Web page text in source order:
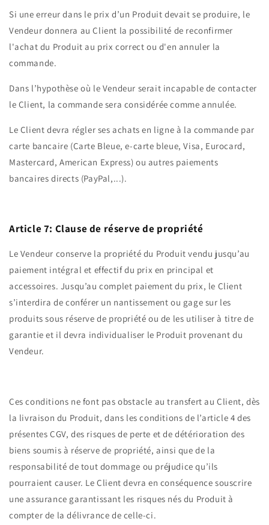
Si une erreur dans le prix d’un Produit devait se produire, le
Vendeur donnera au Client la possibilité de reconfirmer
l'achat du Produit au prix correct ou d'en annuler la
commande.
Dans l’hypothèse où le Vendeur serait incapable de contacter
le Client, la commande sera considérée comme annulée.
Le Client devra régler ses achats en ligne à la commande par
carte bancaire (Carte Bleue, e-carte bleue, Visa, Eurocard,
Mastercard, American Express) ou autres paiements
bancaires directs (PayPal,...).
Article 7: Clause de réserve de propriété
Le Vendeur conserve la propriété du Produit vendu jusqu’au
paiement intégral et effectif du prix en principal et
accessoires. Jusqu’au complet paiement du prix, le Client
s’interdira de conférer un nantissement ou gage sur les
produits sous réserve de propriété ou de les utiliser à titre de
garantie et il devra individualiser le Produit provenant du
Vendeur.
Ces conditions ne font pas obstacle au transfert au Client, dès
la livraison du Produit, dans les conditions de l’article 4 des
présentes CGV, des risques de perte et de détérioration des
biens soumis à réserve de propriété, ainsi que de la
responsabilité de tout dommage ou préjudice qu’ils
pourraient causer. Le Client devra en conséquence souscrire
une assurance garantissant les risques nés du Produit à
compter de la délivrance de celle-ci.